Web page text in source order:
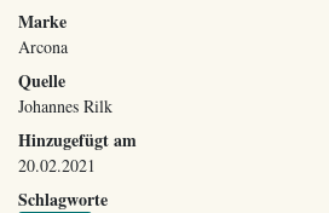
Marke
Arcona
Quelle
Johannes Rilk
Hinzugefügt am
20.02.2021
Schlagworte